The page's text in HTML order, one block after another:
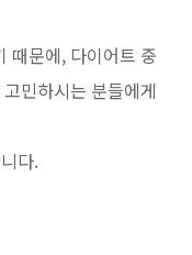
때문에, 다이어트 중
민하시는 분들에게
다.